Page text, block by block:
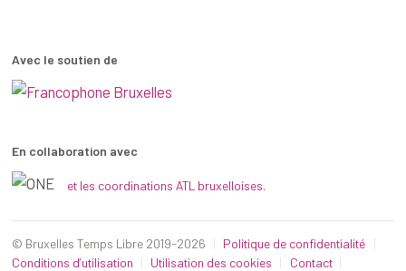
Avec le soutien de
En collaboration avec
et les coordinations ATL bruxelloises.
© Bruxelles Temps Libre 2019-2026
Politique de confidentialité
Conditions d’utilisation
Utilisation des cookies
Contact